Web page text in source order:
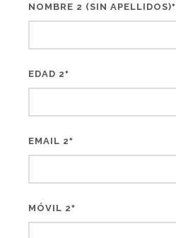
NOMBRE 2 (SIN APELLIDOS)*
EDAD 2*
EMAIL 2*
MÓVIL 2*